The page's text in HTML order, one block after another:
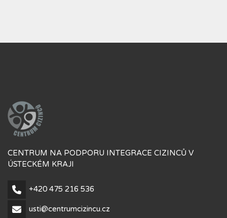
CENTRUM NA PODPORU INTEGRACE CIZINCŮ V
ÚSTECKÉM KRAJI
+420 475 216 536
usti@centrumcizincu.cz